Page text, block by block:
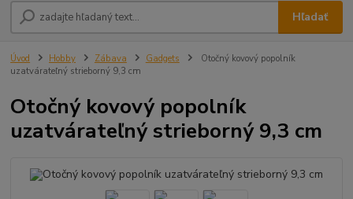
Hľadať
Úvod Hobby Zábava Gadgets
Otočný kovový popolník
uzatvárateľný strieborný 9,3 cm
Otočný kovový popolník
uzatvárateľný strieborný 9,3 cm